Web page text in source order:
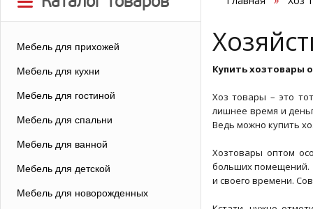
Мебель для прихожей
Мебель для кухни
Мебель для гостиной
Мебель для спальни
Мебель для ванной
Мебель для детской
Мебель для новорожденных
Купить хозтовары
Хоз товары – это
лишнее время и
Ведь можно купить
Хозтовары оптом
больших помещений.
и своего времени.